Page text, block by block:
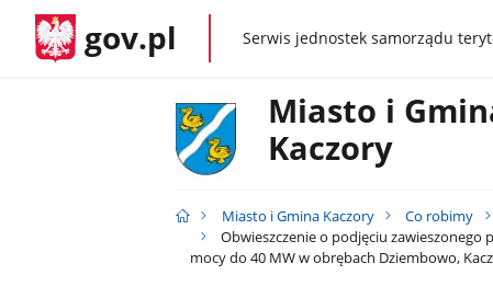
gov.pl gov.plSerwis jednostek samorządu
Miasto i
Kaczory
Miasto i Gmina Kaczory Co robimy
Obwieszczenie o podjęciu
mocy do 40 MW w obrębach Dziembowo,